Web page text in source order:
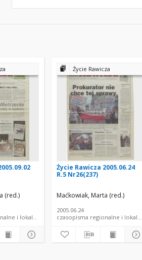
(red.)
i lokalne
Życie Rawicza
Życie Rawicza 2005.06.24
R.5 Nr26(237)
Maćkowiak, Marta (red.)
2005.06.24
czasopisma regionalne i lokalne